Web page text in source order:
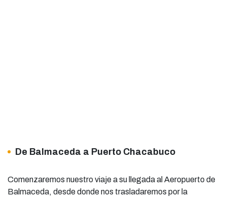
De Balmaceda a Puerto Chacabuco
Comenzaremos nuestro viaje a su llegada al Aeropuerto de
Balmaceda, desde donde nos trasladaremos por la